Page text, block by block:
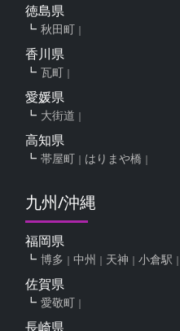
徳島県
秋田町
香川県
瓦町
愛媛県
大街道
高知県
帯屋町 はりまや橋
九州/沖縄
福岡県
博多 中州 天神 小倉駅
佐賀県
愛敬町
長崎県